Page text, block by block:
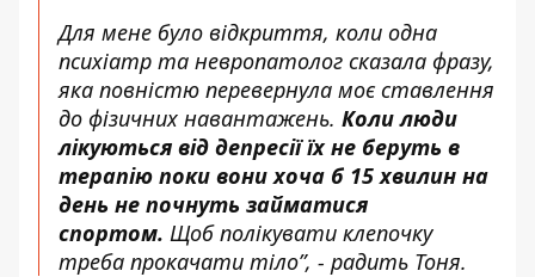
Для мене було відкриття, коли одна
психіатр та невропатолог сказала фразу,
яка повністю перевернула моє ставлення
до фізичних навантажень. Коли люди
лікуються від депресії їх не беруть в
терапію поки вони хоча б 15 хвилин на
день не почнуть займатися
спортом. Щоб полікувати клепочку
треба прокачати тіло”, - радить Тоня.